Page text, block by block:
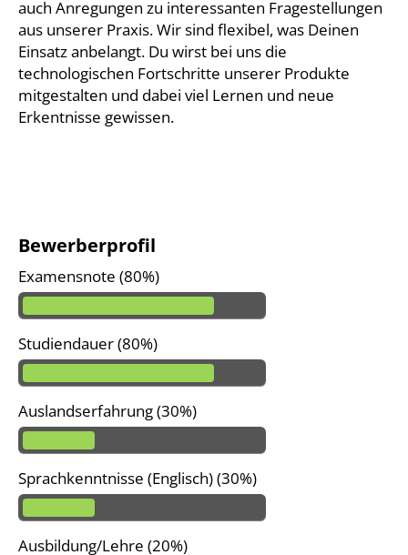
auch Anregungen zu interessanten Fragestellungen
aus unserer Praxis. Wir sind flexibel, was Deinen
Einsatz anbelangt. Du wirst bei uns die
technologischen Fortschritte unserer Produkte
mitgestalten und dabei viel Lernen und neue
Erkentnisse gewissen.
Bewerberprofil
Examensnote (80%)
Studiendauer (80%)
Auslandserfahrung (30%)
Sprachkenntnisse (Englisch) (30%)
Ausbildung/Lehre (20%)